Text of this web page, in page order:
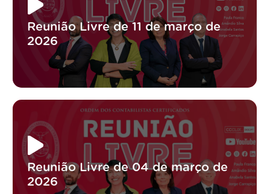
Reunião Livre de 11 de março de
2026
Reunião Livre de 04 de março de
2026